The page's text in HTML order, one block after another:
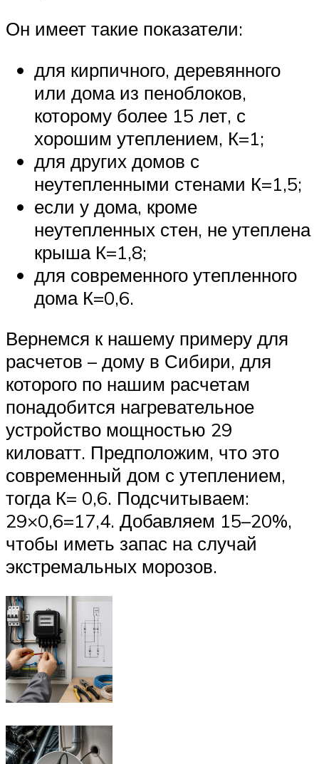
Он имеет такие показатели:
для кирпичного, деревянного
или дома из пеноблоков,
которому более 15 лет, с
хорошим утеплением, К=1;
для других домов с
неутепленными стенами К=1,5;
если у дома, кроме
неутепленных стен, не утеплена
крыша К=1,8;
для современного утепленного
дома К=0,6.
Вернемся к нашему примеру для
расчетов – дому в Сибири, для
которого по нашим расчетам
понадобится нагревательное
устройство мощностью 29
киловатт. Предположим, что это
современный дом с утеплением,
тогда К= 0,6. Подсчитываем:
29×0,6=17,4. Добавляем 15–20%,
чтобы иметь запас на случай
экстремальных морозов.